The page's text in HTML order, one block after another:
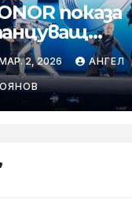
показа
на MWC
2, 2026 АНГЕЛ